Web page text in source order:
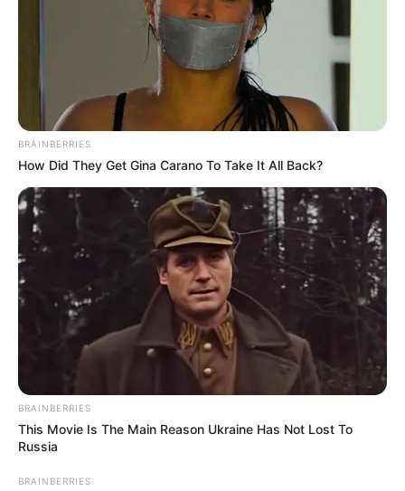
BRAINBERRIES
How Did They Get Gina Carano To Take It All Back?
BRAINBERRIES
This Movie Is The Main Reason Ukraine Has Not Lost To
Russia
BRAINBERRIES